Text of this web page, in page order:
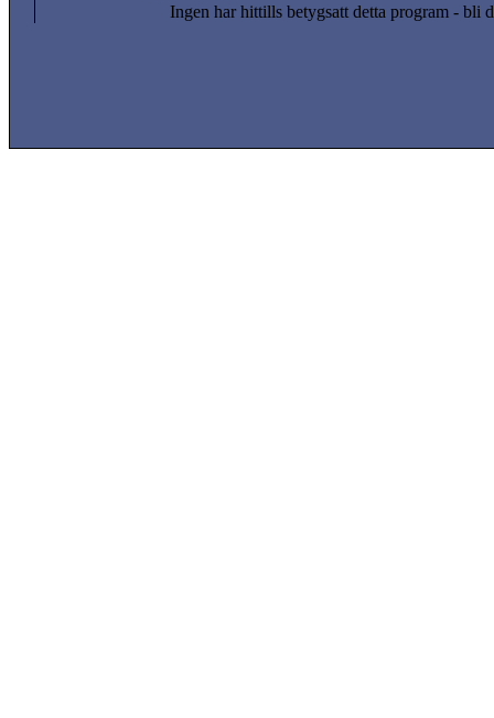
Ingen har hittills betygsatt detta program - bli